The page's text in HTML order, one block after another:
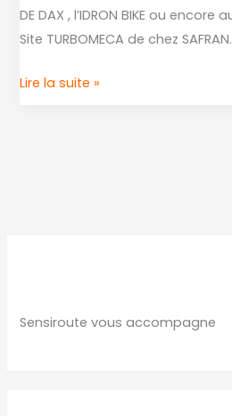
DE DAX , l’IDRON BIKE ou encore
Site TURBOMECA de chez SAFRAN.
PRÉVENTION
NOUS
CONFIANCE
Lire la suite »
Sensiroute vous accompagne